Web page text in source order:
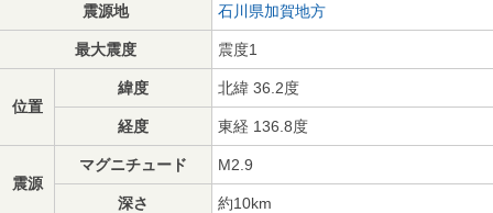
震源地 石川県加賀地方
最大震度 震度1
位置
緯度 北緯 36.2度
経度 東経 136.8度
震源
マグニチュード M2.9
深さ 約10km